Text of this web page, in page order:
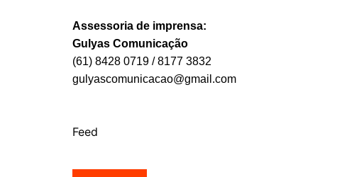
Assessoria de imprensa:
Gulyas Comunicação
(61) 8428 0719 / 8177 3832
gulyascomunicacao@gmail.com
Feed